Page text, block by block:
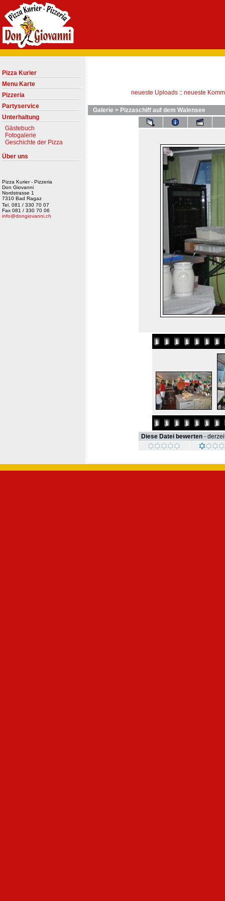
neueste Uploads :: neueste
Galerie > Pizzaschiff auf dem Walensee
Diese Datei bewerten -
Pizza Kurier
Menu Karte
Pizzeria
Partyservice
Unterhaltung
Gästebuch
Fotogalerie
Geschichte der Pizza
Über uns
Pizza Kurier - Pizzeria
Don Giovanni
Nordstrasse 1
7310 Bad Ragaz
Tel. 081 / 330 70 07
Fax 081 / 330 70 06
info@dongiovanni.ch